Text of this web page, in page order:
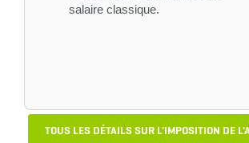
salaire classique.
TOUS LES DÉTAILS SUR L'IMPOSITION DE